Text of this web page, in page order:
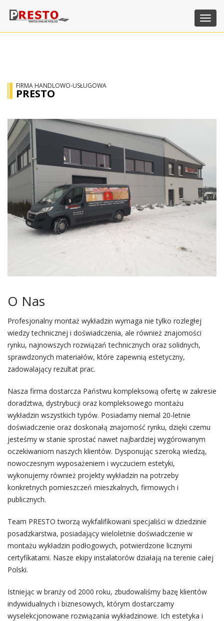
FIRMA HANDLOWO-USŁUGOWA
PRESTO
O Nas
Profesjonalny montaż wykładzin wymaga nie tylko rozległej
wiedzy technicznej i doświadczenia, ale również znajomości
rynku, najnowszych rozwiązań technicznych oraz solidnych,
sprawdzonych materiałów, które zapewnią estetyczny,
zadowalający rezultat prac.
Nasza firma dostarcza Państwu kompleksową ofertę w zakresie
doradztwa, dystrybucji oraz kompleksowego montażu
wykładzin wszystkich typów. Posiadamy niemal 20-letnie
doświadczenie oraz doskonałą znajomość rynku, dzięki czemu
jesteśmy w stanie sprostać nawet najbardziej wygórowanym
oczekiwaniom naszych klientów. Dysponując szeroką wiedzą,
nowoczesnym wyposażeniem i wyczuciem estetyki,
wykonujemy również projekty wykładzin na potrzeby
konkretnych pomieszczeń mieszkalnych, firmowych i
publicznych.
Team PRESTO tworzą wykfalifikowani specjaliści w dziedzinie
posadzkarstwa, posiadający wieloletnie doświadczenie w
montażu wykładzin podłogowych, potwierdzone licznymi
certyfikatami. Nasze ekipy instalatorów działają na terenie całej
Polski.
Istniejąc w branży od 2000 roku, zbudowaliśmy bazę klientów
indywidualnych i biznesowych, którym dostarczamy
wyselekcjonowane rozwiązania wykładzinowe. Ich estetyka i